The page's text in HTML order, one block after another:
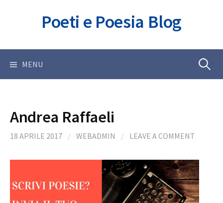
Poeti e Poesia Blog
MENU Ricerca
Andrea Raffaeli
18 APRILE 2017 / WEBADMIN / LEAVE A COMMENT